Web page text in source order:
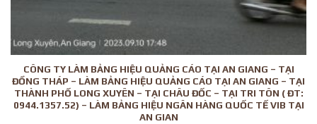
CÔNG TY LÀM BẢNG HIỆU QUẢNG CÁO TẠI AN GIANG – TẠI
ĐỒNG THÁP – LÀM BẢNG HIỆU QUẢNG CÁO TẠI AN GIANG – TẠI
THÀNH PHỐ LONG XUYÊN – TẠI CHÂU ĐỐC – TẠI TRI TÔN ( ĐT:
0944.1357.52) – LÀM BẢNG HIỆU NGÂN HÀNG QUỐC TẾ VIB TẠI
AN GIAN